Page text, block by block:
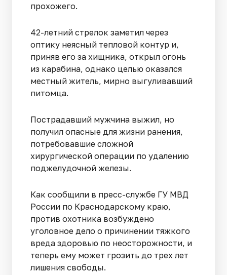
прохожего.
42-летний стрелок заметил через
оптику неясный тепловой контур и,
приняв его за хищника, открыл огонь
из карабина, однако целью оказался
местный житель, мирно выгуливавший
питомца.
Пострадавший мужчина выжил, но
получил опасные для жизни ранения,
потребовавшие сложной
хирургической операции по удалению
поджелудочной железы.
Как сообщили в пресс-службе ГУ МВД
России по Краснодарскому краю,
против охотника возбуждено
уголовное дело о причинении тяжкого
вреда здоровью по неосторожности, и
теперь ему может грозить до трех лет
лишения свободы.